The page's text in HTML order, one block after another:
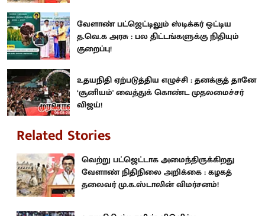
வேளாண் பட்ஜெட்டிலும் ஸ்டிக்கர் ஒட்டிய
த.வெ.க அரசு : பல திட்டங்களுக்கு நிதியும்
குறைப்பு!
உதயநிதி ஏற்படுத்திய எழுச்சி : தனக்குத் தானே
‘சூனியம்' வைத்துக் கொண்ட முதலமைச்சர்
விஜய்!
Related Stories
வெற்று பட்ஜெட்டாக அமைந்திருக்கிறது
வேளாண் நிதிநிலை அறிக்கை : கழகத்
தலைவர் மு.க.ஸ்டாலின் விமர்சனம்!